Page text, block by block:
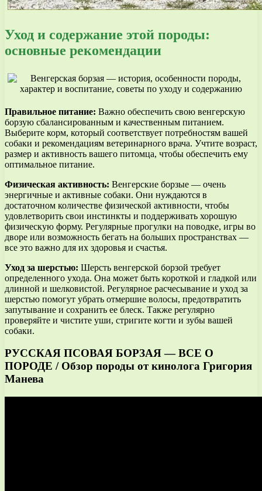
Уход и содержание этой породы:
основные рекомендации
Правильное питание: Важно обеспечить свою венгерскую
борзую сбалансированным и качественным питанием.
Выберите корм, который соответствует потребностям вашей
собаки и рекомендациям ветеринарного врача. Учтите возраст,
размер и активность вашего питомца, чтобы обеспечить ему
оптимальное питание.
Физическая активность: Венгерские борзые — очень
энергичные и активные собаки. Они нуждаются в
достаточном количестве физической активности, чтобы
удовлетворить свои инстинкты и поддерживать хорошую
физическую форму. Регулярные прогулки на поводке, игры во
дворе или возможность бегать на больших пространствах —
все это важно для их здоровья и счастья.
Уход за шерстью: Шерсть венгерской борзой требует
определенного ухода. Она может быть короткой и гладкой или
длинной и шелковистой. Регулярное расчесывание и уход за
шерстью помогут убрать отмершие волосы, предотвратить
запутывание и сохранить ее блеск. Также регулярно
проверяйте и чистите уши, стригите когти и зубы вашей
собаки.
РУССКАЯ ПСОВАЯ БОРЗАЯ — ВСЕ О
ПОРОДЕ / Обзор породы от кинолога Григория
Манева